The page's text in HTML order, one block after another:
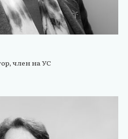
член на УС